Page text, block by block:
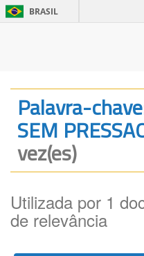
BRASIL
Palavra-
SEM
vez(es)
Utilizada por 1
de relevância